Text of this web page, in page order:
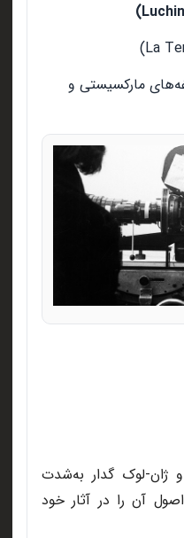
مارکسیستی و
و ژان-لوک گدار به‌شدت
آن را در آثار خود